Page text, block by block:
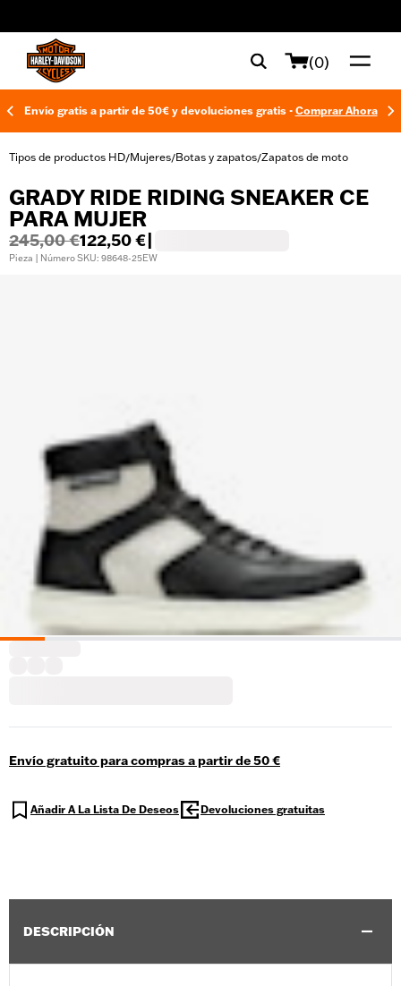
(0)
Envío gratis a partir de 50€ y devoluciones gratis - Comprar Ahora
Tipos de productos HD/Mujeres/Botas y zapatos/Zapatos de moto
GRADY RIDE RIDING SNEAKER CE
PARA MUJER
245,00 €122,50 €
Pieza | Número SKU: 98648-25EW
Envío gratuito para compras a partir de 50 €
Añadir A La Lista De Deseos Devoluciones gratuitas
DESCRIPCIÓN